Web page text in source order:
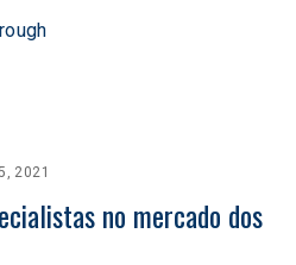
2021
no mercado dos